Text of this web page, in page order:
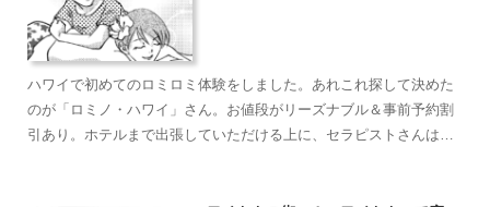
ハワイで初めてのロミロミ体験をしました。あれこれ探して決めた
のが「ロミノ・ハワイ」さん。お値段がリーズナブル＆事前予約割
引あり。ホテルまで出張していただける上に、セラピストさんは全